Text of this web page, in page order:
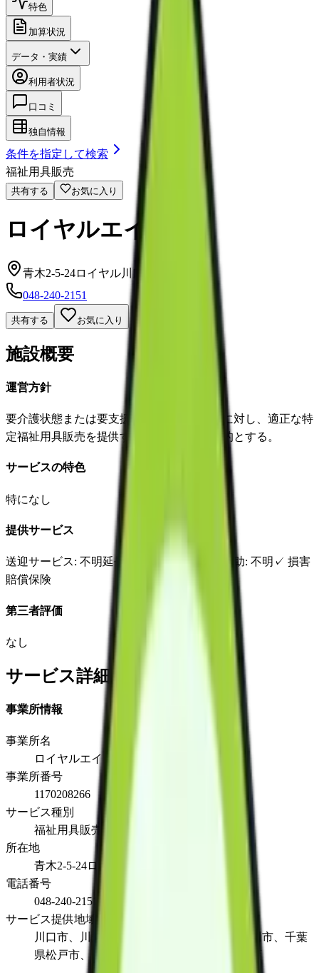
特色
加算状況
データ・実績
利用者状況
口コミ
独自情報
条件を指定して検索
福祉用具販売
共有する お気に入り
ロイヤルエイド
青木2-5-24ロイヤル川口1階
048-240-2151
共有する お気に入り
施設概要
運営方針
要介護状態または要支援状態にある利用者に対し、適正な特
定福祉用具販売を提供することを事業の目的とする。
サービスの特色
特になし
提供サービス
送迎サービス: 不明延長サービス : 不明 自宅援助: 不明 ✓ 損害
賠償保険
第三者評価
なし
サービス詳細
事業所情報
事業所名
ロイヤルエイド
事業所番号
1170208266
サービス種別
福祉用具販売
所在地
青木2-5-24ロイヤル川口1階
電話番号
048-240-2151
サービス提供地域
川口市、川越市、茨城県石岡市、千葉県市川市、千葉
県松戸市、千葉県流山市、東京都板橋区四葉